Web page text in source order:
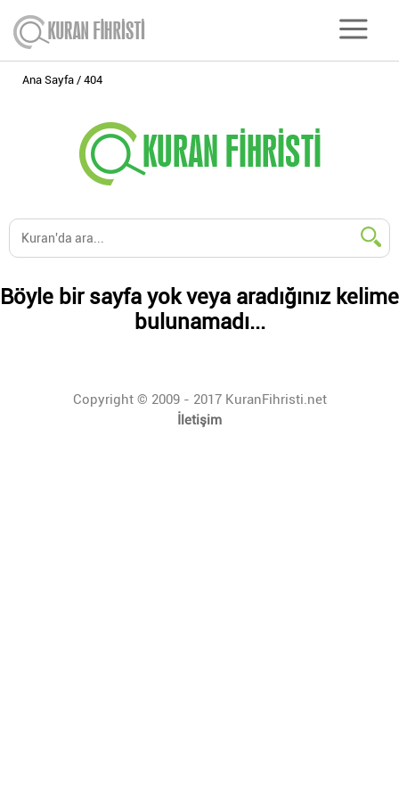
Ana Sayfa 404
Böyle bir sayfa yok veya aradığınız kelime
bulunamadı...
Copyright © 2009 - 2017 KuranFihristi.net
İletişim